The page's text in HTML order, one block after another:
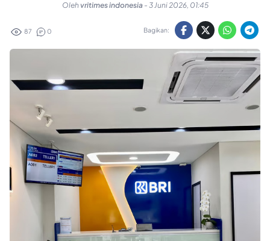
Oleh vritimes indonesia - 3 Juni 2026, 01:45
87 0 Bagikan: